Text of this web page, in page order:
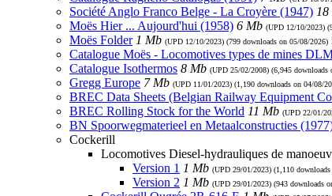
Société Anglo Franco Belge - La Croyère (1947)
Moës Hier ... Aujourd'hui (1958) 6 Mb (UPD 12/10/2023)
Moës Folder 1 Mb (UPD 12/10/2023) (799 downloads on 05/08/2026)
Catalogue Moës - Locomotives types de mines
Catalogue Isothermos 8 Mb (UPD 25/02/2008) (6,945 downloads
Gregg Europe 7 Mb (UPD 11/01/2023) (1,190 downloads on 04/08/
BREC Data Sheets (Belgian Railway Equipment
BREC Rolling Stock for the World 11 Mb (UPD 22/01/
BN Spoorwegmaterieel en Metaalconstructies
Cockerill
Locomotives Diesel-hydrauliques de
Version 1 1 Mb (UPD 29/01/2023) (1,110
Version 2 1 Mb (UPD 29/01/2023) (943 downloads